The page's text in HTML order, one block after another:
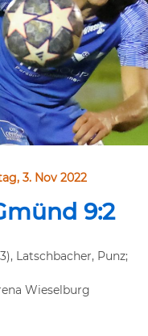
3. Nov 2022
9:2
Latschbacher, Punz;
Wieselburg